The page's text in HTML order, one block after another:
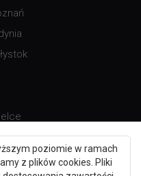
poziomie w ramach
z plików cookies. Pliki